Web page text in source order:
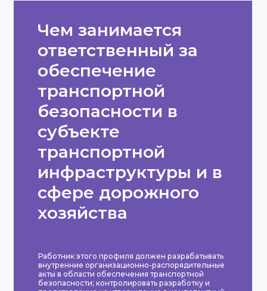
Чем занимается
ответственный за
обеспечение
транспортной
безопасности в
субъекте
транспортной
инфраструктуры и в
сфере дорожного
хозяйства
Работник этого профиля должен разрабатывать
внутренние организационно-распорядительные
акты в области обеспечения транспортной
безопасности; контролировать разработку и